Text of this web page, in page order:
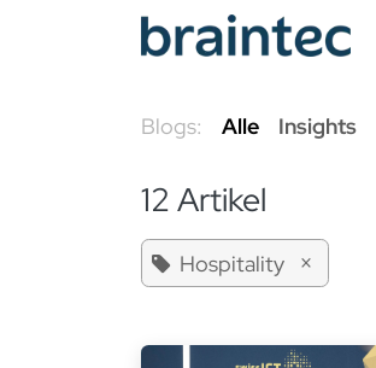
Zum Inhalt springen
Blogs: Alle Insights
12 Artikel
Hospitality ×